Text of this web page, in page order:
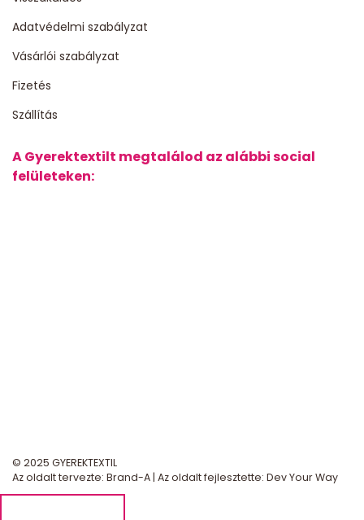
Adatvédelmi szabályzat
Vásárlói szabályzat
Fizetés
Szállítás
A Gyerektextilt megtalálod az alábbi social
felületeken:
© 2025 GYEREKTEXTIL
Az oldalt tervezte: Brand-A | Az oldalt fejlesztette: Dev Your Way